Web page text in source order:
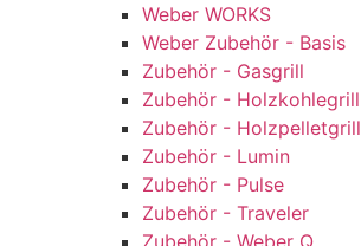
Weber WORKS
Weber Zubehör - Basis
Zubehör - Gasgrill
Zubehör - Holzkohlegrill
Zubehör - Holzpelletgrill
Zubehör - Lumin
Zubehör - Pulse
Zubehör - Traveler